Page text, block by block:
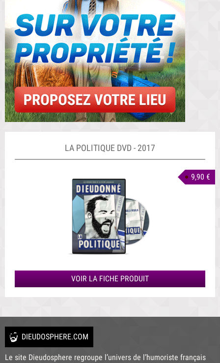
LA POLITIQUE DVD - 2017
9,90 €
VOIR LA FICHE PRODUIT
DIEUDOSPHERE.COM
Le site Dieudosphere regroupe l’univers de l’humoriste français